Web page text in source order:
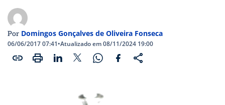
Por Domingos Gonçalves de Oliveira Fonseca
06/06/2017 07:41•Atualizado em 08/11/2024 19:00